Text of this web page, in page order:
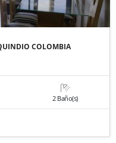
COLOMBIA
2 Baño(s)